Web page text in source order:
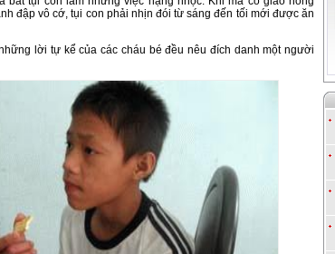
đập vô cớ, tụi con phải nhịn đói từ sáng đến tối mới được ăn
lời tự kể của các cháu bé đều nêu đích danh một người